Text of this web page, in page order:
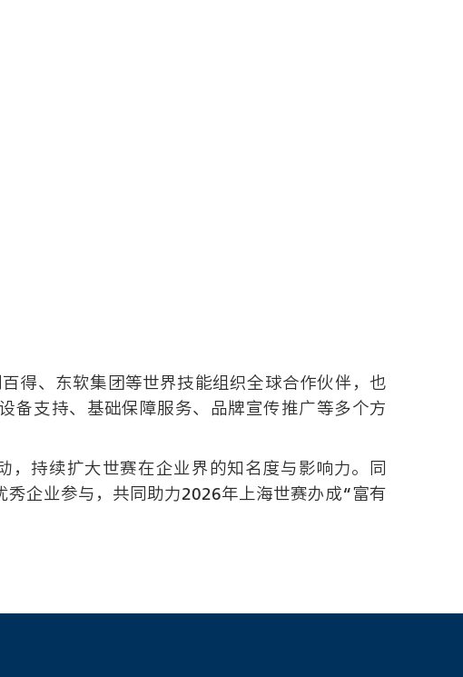
得、东软集团等世界技能组织全球合作伙伴，也
备支持、基础保障服务、品牌宣传推广等多个方
持续扩大世赛在企业界的知名度与影响力。同
企业参与，共同助力2026年上海世赛办成“富有